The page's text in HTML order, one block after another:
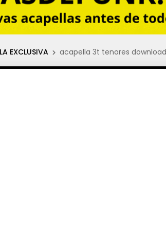
EXCLUSIVA acapella 3t tenores